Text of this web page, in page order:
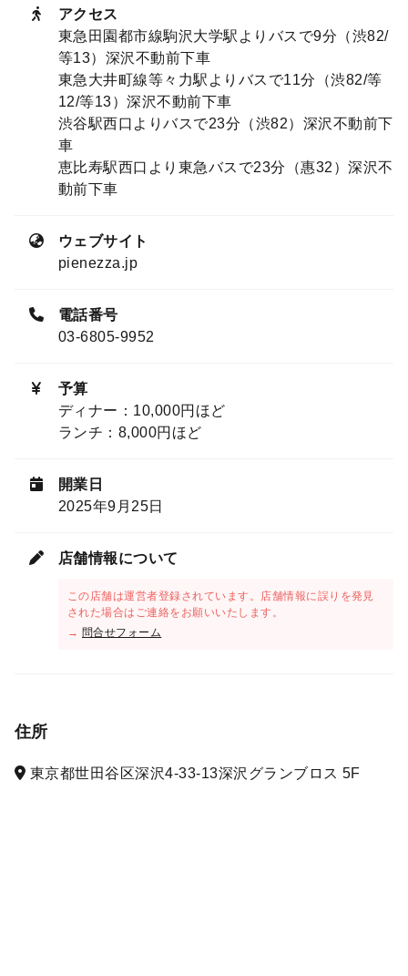
アクセス
東急田園都市線駒沢大学駅よりバスで9分（渋82/
等13）深沢不動前下車
東急大井町線等々力駅よりバスで11分（渋82/等
12/等13）深沢不動前下車
渋谷駅西口よりバスで23分（渋82）深沢不動前下
車
恵比寿駅西口より東急バスで23分（惠32）深沢不
動前下車
ウェブサイト
pienezza.jp
電話番号
03-6805-9952
予算
ディナー：10,000円ほど
ランチ：8,000円ほど
開業日
2025年9月25日
店舗情報について
この店舗は運営者登録されています。店舗情報に誤りを発見
された場合はご連絡をお願いいたします。
→ 問合せフォーム
住所
東京都世田谷区深沢4-33-13深沢グランブロス 5F